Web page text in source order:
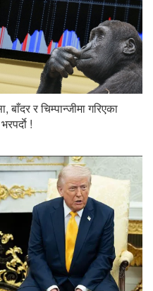
र चिम्पान्जीमा गरिएका
!